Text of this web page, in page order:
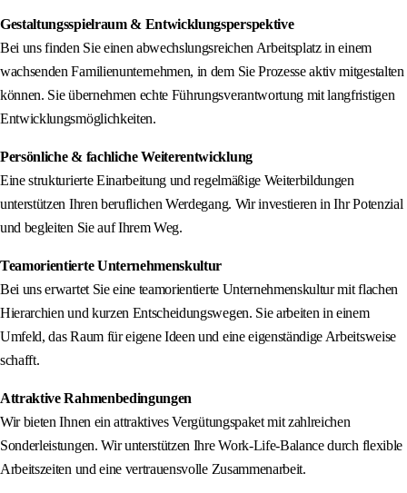
Gestaltungsspielraum & Entwicklungsperspektive
Bei uns finden Sie einen abwechslungsreichen Arbeitsplatz in einem
wachsenden Familienunternehmen, in dem Sie Prozesse aktiv mitgestalten
können. Sie übernehmen echte Führungsverantwortung mit langfristigen
Entwicklungsmöglichkeiten.
Persönliche & fachliche Weiterentwicklung
Eine strukturierte Einarbeitung und regelmäßige Weiterbildungen
unterstützen Ihren beruflichen Werdegang. Wir investieren in Ihr Potenzial
und begleiten Sie auf Ihrem Weg.
Teamorientierte Unternehmenskultur
Bei uns erwartet Sie eine teamorientierte Unternehmenskultur mit flachen
Hierarchien und kurzen Entscheidungswegen. Sie arbeiten in einem
Umfeld, das Raum für eigene Ideen und eine eigenständige Arbeitsweise
schafft.
Attraktive Rahmenbedingungen
Wir bieten Ihnen ein attraktives Vergütungspaket mit zahlreichen
Sonderleistungen. Wir unterstützen Ihre Work-Life-Balance durch flexible
Arbeitszeiten und eine vertrauensvolle Zusammenarbeit.